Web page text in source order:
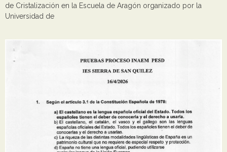
de Cristalización en la Escuela de Aragón organizado por la
Universidad de